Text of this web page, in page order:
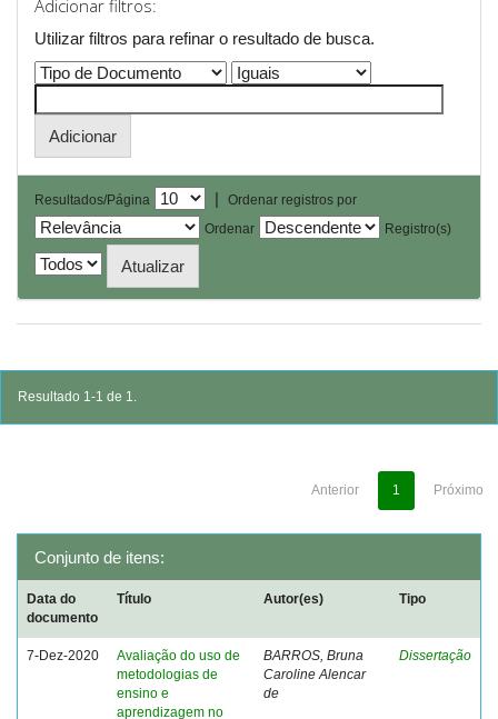
Adicionar filtros:
Utilizar filtros para refinar o resultado de busca.
Resultados/Página |
Ordenar registros por
Ordenar
Registro(s)
Resultado 1-1 de 1.
Anterior 1 Próximo
Conjunto de itens:
Data do
documento
Título Autor(es) Tipo
7-Dez-2020
Avaliação do uso de
metodologias de
ensino e
aprendizagem no
BARROS, Bruna
Caroline Alencar
de
Dissertação